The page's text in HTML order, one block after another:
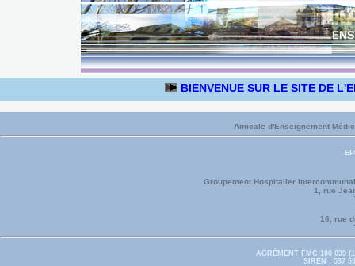
BIENVENUE SUR LE SITE DE
Amicale d'Enseignement
Groupement Hospitalier
1, rue
16, rue
AGRÉMENT FMC 100 039
SIREN : 537